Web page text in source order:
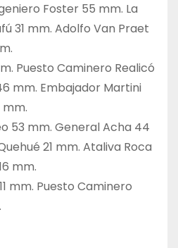
Foster 55 mm. La
31 mm. Adolfo Van Praet
Puesto Caminero Realicó
mm. Embajador Martini
53 mm. General Acha 44
21 mm. Ataliva Roca
mm.
mm. Puesto Caminero